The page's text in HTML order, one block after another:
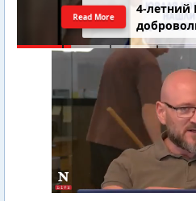
4-летний
Read More